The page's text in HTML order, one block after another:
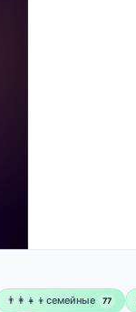
👨‍👩‍👧‍👦семейные 77